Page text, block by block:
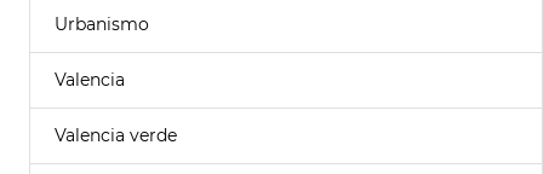
Urbanismo
Valencia
Valencia verde